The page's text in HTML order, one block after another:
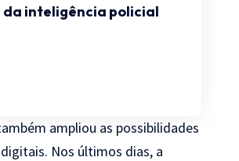
inteligência policial
ampliou as possibilidades
Nos últimos dias, a